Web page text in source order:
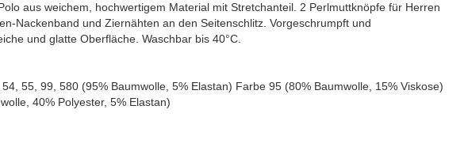
aus weichem, hochwertigem Material mit Stretchanteil. 2 Perlmuttknöpfe für Herren
Nackenband und Ziernähten an den Seitenschlitz. Vorgeschrumpft und
und glatte Oberfläche. Waschbar bis 40°C.
55, 99, 580 (95% Baumwolle, 5% Elastan) Farbe 95 (80% Baumwolle, 15% Viskose)
40% Polyester, 5% Elastan)